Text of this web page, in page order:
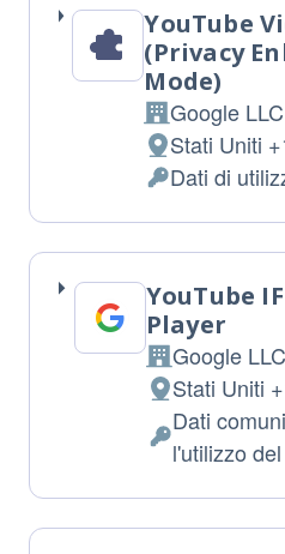
YouTube
(Privacy
Mode)
Azienda:
Google
Luogo
del
trattamento:
Stati Uniti
Dati
Personali
trattati:
Dati di
YouTube
Player
Azienda:
Google
Luogo
del
trattamento:
Stati Uniti
Dati
Dati
l'utilizzo